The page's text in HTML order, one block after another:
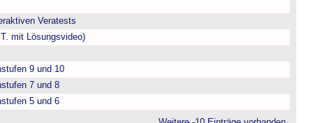
Veratests
mit Lösungsvideo)
9 und 10
7 und 8
5 und 6